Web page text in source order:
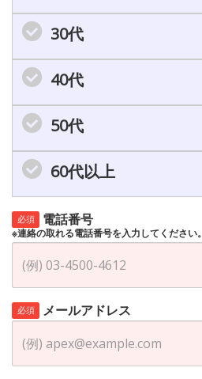
30代
40代
50代
60代以上
必須 電話番号
※連絡の取れる電話番号を入力してください。
必須 メールアドレス